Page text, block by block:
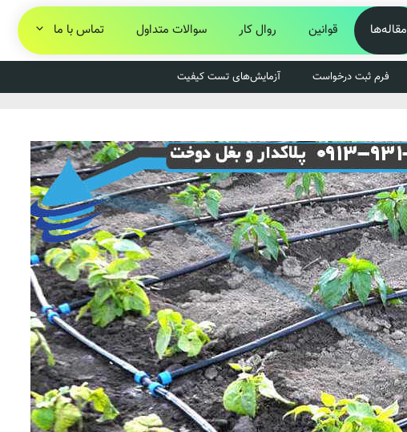
مقاله‌ها قوانین روال کار سوالات متداول تماس با ما
فرم ثبت درخواست آزمایش‌های تست کیفیت